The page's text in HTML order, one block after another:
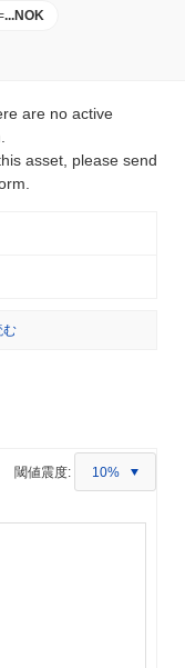
...NOK
are no active
asset, please send
む
閾値震度: 10%